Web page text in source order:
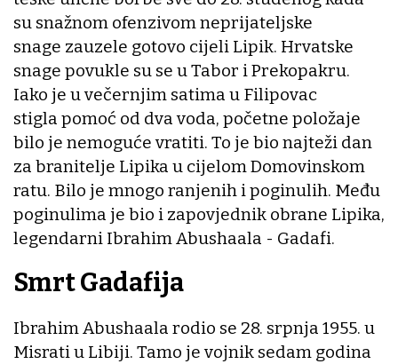
su snažnom ofenzivom neprijateljske
snage zauzele gotovo cijeli Lipik. Hrvatske
snage povukle su se u Tabor i Prekopakru.
Iako je u večernjim satima u Filipovac
stigla pomoć od dva voda, početne položaje
bilo je nemoguće vratiti. To je bio najteži dan
za branitelje Lipika u cijelom Domovinskom
ratu. Bilo je mnogo ranjenih i poginulih. Među
poginulima je bio i zapovjednik obrane Lipika,
legendarni Ibrahim Abushaala - Gadafi.
Smrt Gadafija
Ibrahim Abushaala rodio se 28. srpnja 1955. u
Misrati u Libiji. Tamo je vojnik sedam godina